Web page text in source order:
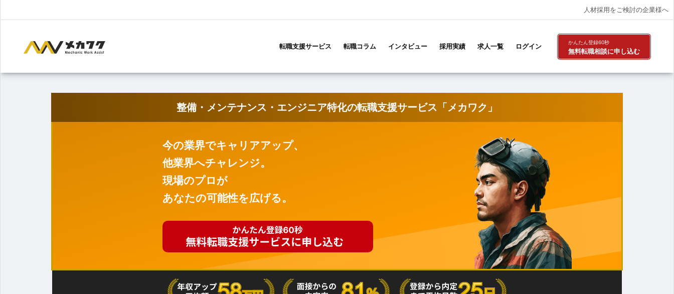
人材採用をご検討の企業様へ
ン
ビ
シ
ョ
転職支援サービス 転職コラム インタビュー 採用実績 求人一覧 ログイン
かんたん登録60秒
無料転職相談に申し込む
整備・メンテナンス・エンジニア特化の転職支援サービス「メカワク」
今の業界でキャリアアップ、
他業界へチャレンジ。
現場のプロが
あなたの可能性を広げる。